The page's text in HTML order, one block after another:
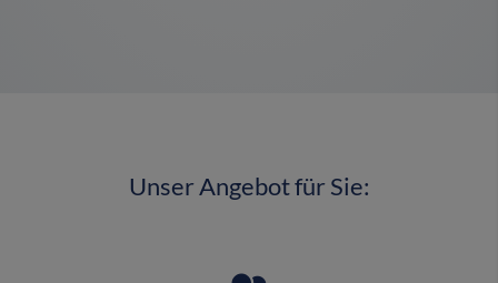
Unser Angebot für Sie: